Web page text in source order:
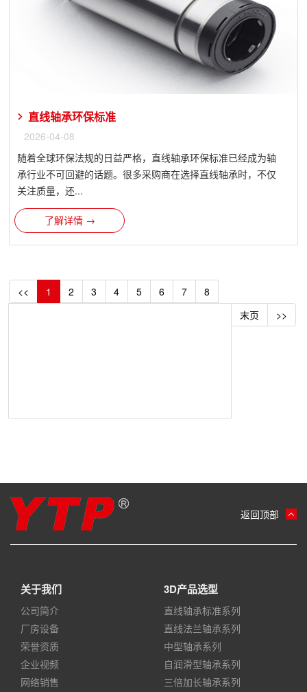
直线轴承环保标准
2026-04-08
随着全球环保法规的日益严格，直线轴承环保标准已经成为轴
承行业不可回避的话题。很多采购商在选择直线轴承时，不仅
关注质量，还...
了解详情 →
<< 1 2 3 4 5 6 7
8
末页
>>
返回顶部
关于我们
公司简介
厂房设备
荣誉资质
企业视频
网络销售
3D产品选型
直线轴承标准系列
直线法兰轴承系列
中型轴承系列
自润滑型轴承系列
三倍加长轴承系列